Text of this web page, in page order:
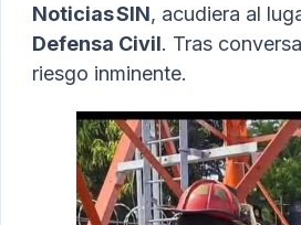
Noticias SIN, acudiera al
Defensa Civil. Tras
riesgo inminente.